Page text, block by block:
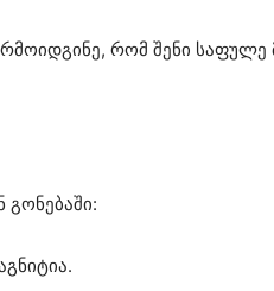
რომ შენი საფულე
გონებაში: